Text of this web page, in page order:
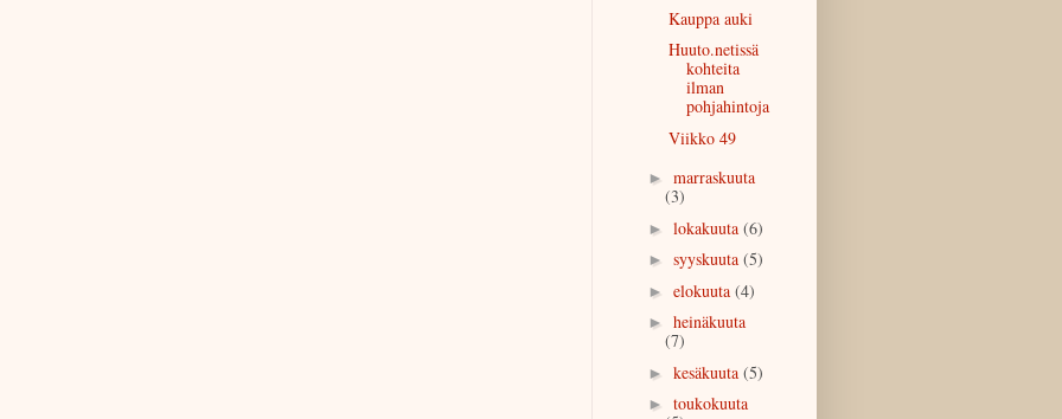
Kauppa auki
Huuto.netissä
kohteita
ilman
pohjahintoja
Viikko 49
► marraskuuta
(3)
► lokakuuta (6)
► syyskuuta (5)
► elokuuta (4)
► heinäkuuta
(7)
► kesäkuuta (5)
► toukokuuta